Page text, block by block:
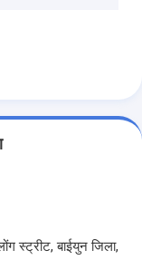
स्ट्रीट, बाईयुन जिला,